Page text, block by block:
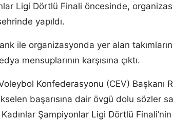
Ligi Dörtlü Finali öncesinde,
yapıldı.
ile organizasyonda yer alan takımların
mensuplarının karşısına çıktı.
Konfederasyonu (CEV) Başkanı
başarısına dair övgü dolu sözler
Şampiyonlar Ligi Dörtlü Finali’nin